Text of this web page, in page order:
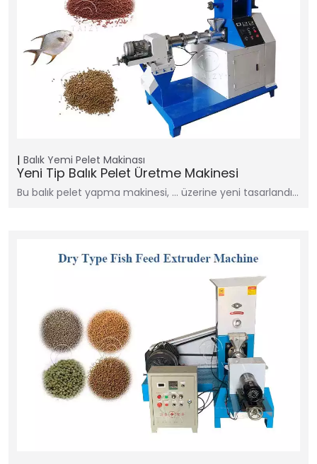
Balık Yemi Pelet Makinası
Yeni Tip Balık Pelet Üretme Makinesi
Bu balık pelet yapma makinesi, … üzerine yeni tasarlandı…